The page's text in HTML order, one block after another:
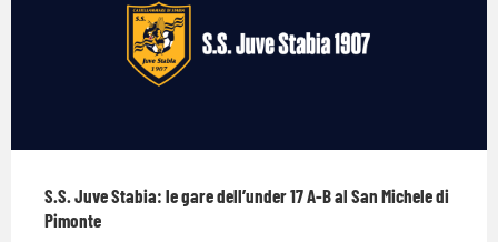
S.S. Juve Stabia: le gare dell’under 17 A-B al San Michele di
Pimonte